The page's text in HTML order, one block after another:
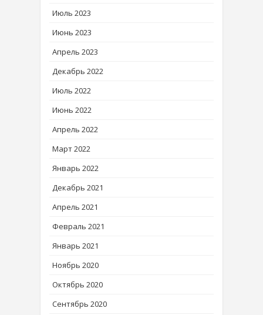
Июль 2023
Июнь 2023
Апрель 2023
Декабрь 2022
Июль 2022
Июнь 2022
Апрель 2022
Март 2022
Январь 2022
Декабрь 2021
Апрель 2021
Февраль 2021
Январь 2021
Ноябрь 2020
Октябрь 2020
Сентябрь 2020